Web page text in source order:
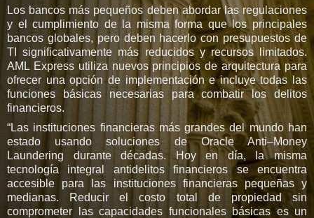
Los bancos más pequeños deben abordar las regulaciones
y el cumplimiento de la misma forma que los principales
bancos globales, pero deben hacerlo con presupuestos de
TI significativamente más reducidos y recursos limitados.
AML Express utiliza nuevos principios de arquitectura para
ofrecer una opción de implementación e incluye todas las
funciones básicas necesarias para combatir los delitos
financieros.
“Las instituciones financieras más grandes del mundo han
estado usando soluciones de Oracle Anti–Money
Laundering durante décadas. Hoy en día, la misma
tecnología integral antidelitos financieros se encuentra
accesible para las instituciones financieras pequeñas y
medianas. Reducir el costo total de propiedad sin
comprometer las capacidades funcionales básicas es un